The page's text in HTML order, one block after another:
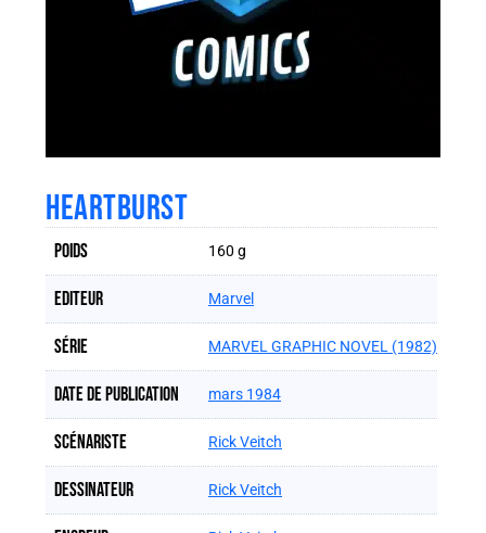
HEARTBURST
Poids 160 g
Editeur Marvel
Série MARVEL GRAPHIC NOVEL (1982)
Date de publication mars 1984
Scénariste Rick Veitch
Dessinateur Rick Veitch